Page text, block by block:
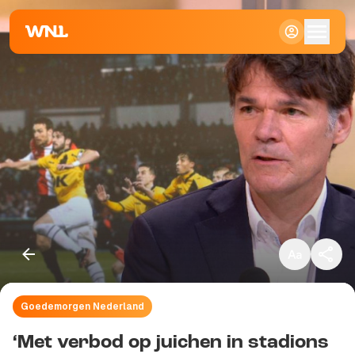
Klein
Standaard
Groot
Goedemorgen Nederland
‘Met verbod op juichen in stadions